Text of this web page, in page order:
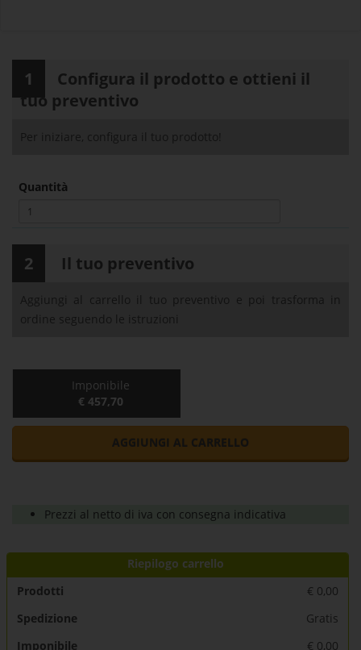
1
Configura il prodotto e ottieni il
tuo preventivo
Per iniziare, configura il tuo prodotto!
Quantità
2 Il tuo preventivo
Aggiungi al carrello il tuo preventivo e poi trasforma in
ordine seguendo le istruzioni
Imponibile
€ 457,70
AGGIUNGI AL CARRELLO
Prezzi al netto di iva con consegna indicativa
Riepilogo carrello
Prodotti
€ 0,00
Spedizione
Gratis
Imponibile
€ 0,00